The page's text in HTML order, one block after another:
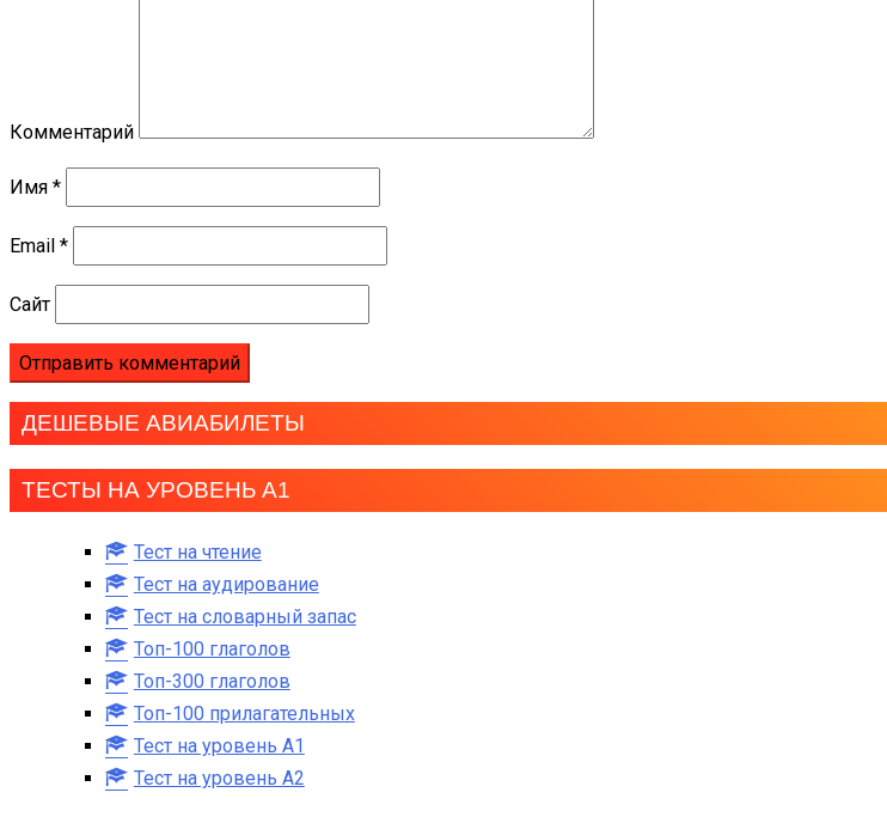
Комментарий
Имя *
Email *
Сайт
ДЕШЕВЫЕ АВИАБИЛЕТЫ
ТЕСТЫ НА УРОВЕНЬ А1
Тест на чтение
Тест на аудирование
Тест на словарный запас
Топ-100 глаголов
Топ-300 глаголов
Топ-100 прилагательных
Тест на уровень A1
Тест на уровень A2